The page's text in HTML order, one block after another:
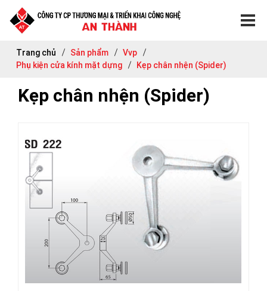
Trang chủ Sản phẩm
Vvp
Phụ kiện cửa kính mặt dựng
Kẹp chân nhện (Spider)
Kẹp chân nhện (Spider)